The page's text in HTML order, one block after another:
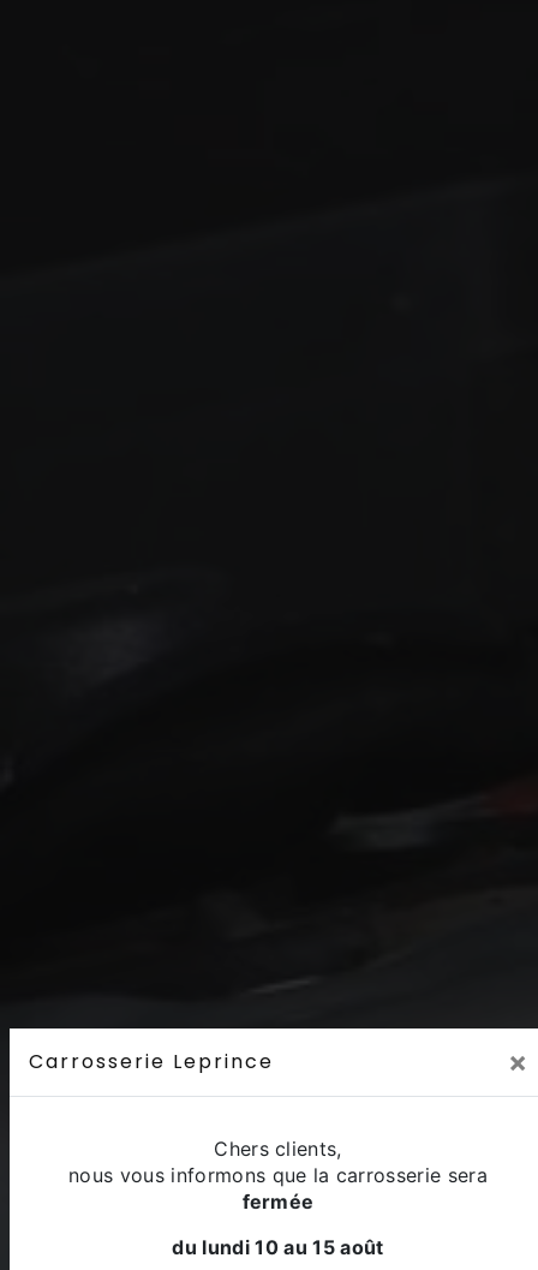
Carrosserie Leprince ×
Chers clients,
nous vous informons que la carrosserie sera
fermée
du lundi 10 au 15 août